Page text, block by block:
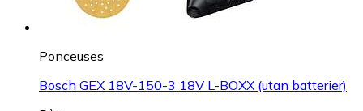
Ponceuses
Bosch GEX 18V-150-3 18V L-BOXX (utan batterier)